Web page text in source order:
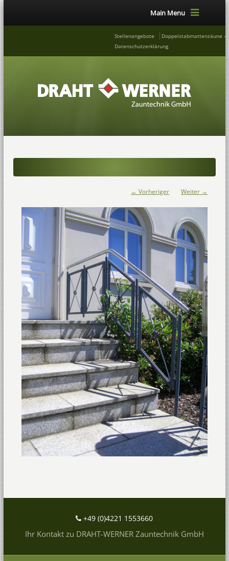
Main Menu
Stellenangebote
Doppelstabmattenzäune –
Datenschutzerklärung
← Vorheriger Weiter →
+49 (0)4221 1553660
Ihr Kontakt zu DRAHT-WERNER Zauntechnik GmbH